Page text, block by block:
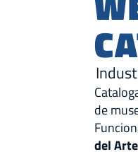
de
del Arte